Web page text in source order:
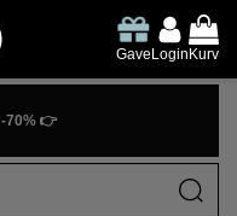
GaveLoginKurv
-70% 👉